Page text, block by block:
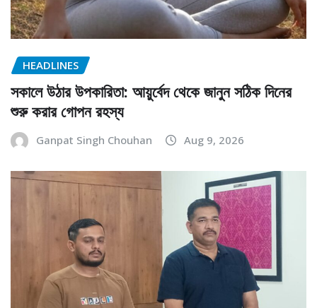
HEADLINES
সকালে উঠার উপকারিতা: আয়ুর্বেদ থেকে জানুন সঠিক দিনের
শুরু করার গোপন রহস্য
Ganpat Singh Chouhan Aug 9, 2026